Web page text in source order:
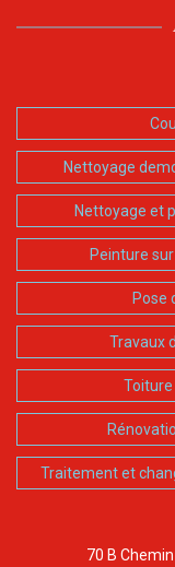
Nettoyage
Nettoyage et
Peinture
Pose
Travaux
Traitement et
70 B